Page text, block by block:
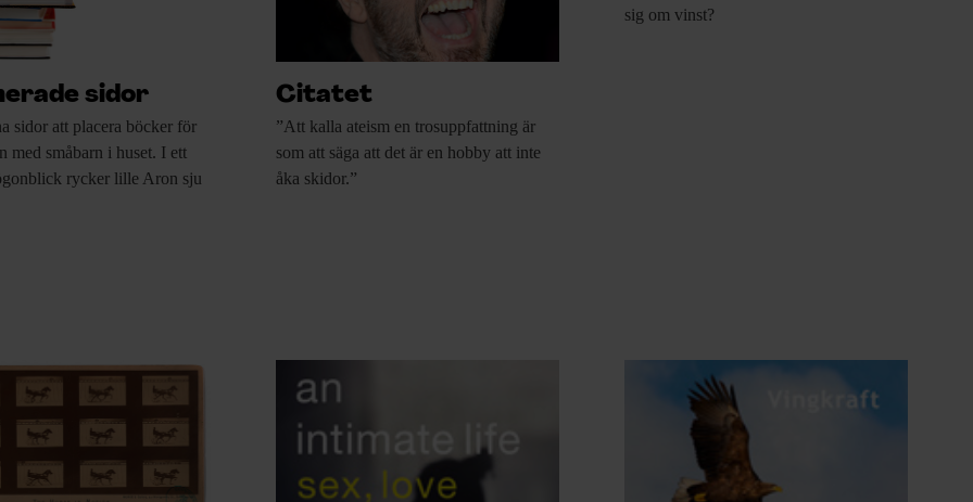
sidor
sidor att placera böcker för
med småbarn i huset. I ett
rycker lille Aron sju
Citatet
”Att kalla ateism en trosuppfattning är
som att säga att det är en hobby att inte
åka skidor.”
sig om vinst?